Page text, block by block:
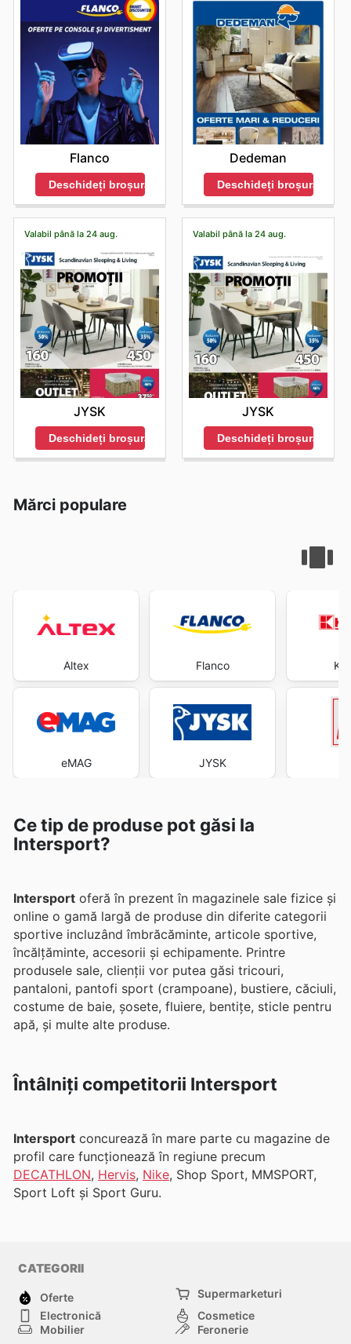
Flanco
Deschideți broșura
Dedeman
Deschideți broșura
Valabil până la 24 aug.
JYSK
Deschideți broșura
Valabil până la 24 aug.
JYSK
Deschideți broșura
Mărci populare
Altex
eMAG
Flanco
JYSK
Ce tip de produse pot găsi la
Intersport?
Intersport oferă în prezent în magazinele sale fizice și
online o gamă largă de produse din diferite categorii
sportive incluzând îmbrăcăminte, articole sportive,
încălțăminte, accesorii și echipamente. Printre
produsele sale, clienții vor putea găsi tricouri,
pantaloni, pantofi sport (crampoane), bustiere, căciuli,
costume de baie, șosete, fluiere, bentițe, sticle pentru
apă, și multe alte produse.
Întâlniți competitorii Intersport
Intersport concurează în mare parte cu magazine de
profil care funcționează în regiune precum
DECATHLON, Hervis, Nike, Shop Sport, MMSPORT,
Sport Loft și Sport Guru.
CATEGORII
Oferte
Supermarketuri
Electronică
Cosmetice
Mobilier
Feronerie